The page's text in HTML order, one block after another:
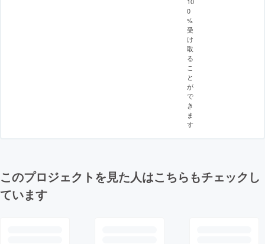
0
%
受
け
取
る
こ
と
が
で
き
ま
す
このプロジェクトを見た人はこちらもチェックし
ています